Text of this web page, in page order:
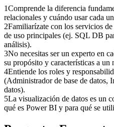
1Comprende la diferencia
relacionales y cuándo usar cada
2Familiarízate con los servicios
de uso principales (ej. SQL DB
análisis).
3No necesitas ser un experto en
su propósito y características a un
4Entiende los roles y
(Administrador de base de datos,
datos).
5La visualización de datos es un
qué es Power BI y para qué se